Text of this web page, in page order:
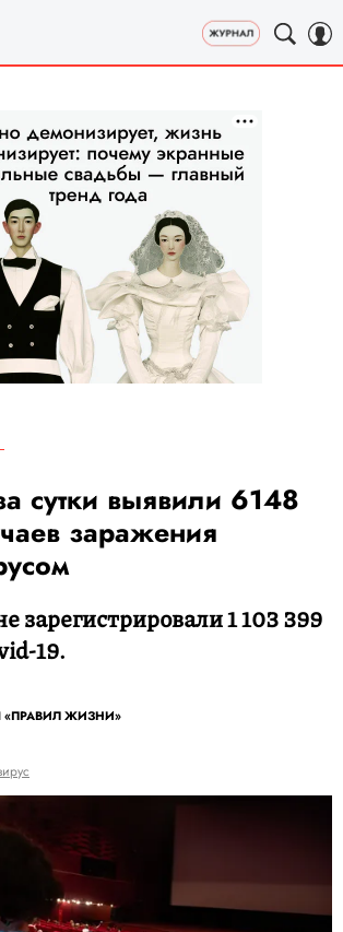
сутки выявили 6148
заражения
зарегистрировали 1 103 399
19.
ЖИЗНИ»